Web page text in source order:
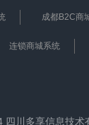
成都B2C商
连锁商城系统
川多享信息技术